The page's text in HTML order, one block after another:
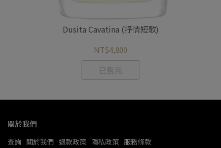
Dusita Cavatina (抒情短歌)
NT$4,800
已售完
關於我們
查詢 關於我們 退款政策 隱私政策 服務條款